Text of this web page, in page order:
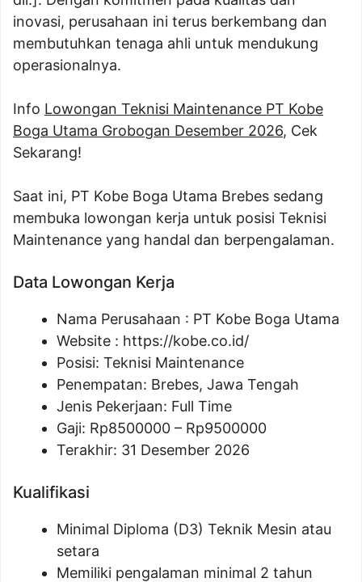
inovasi, perusahaan ini terus berkembang dan
membutuhkan tenaga ahli untuk mendukung
operasionalnya.
Info Lowongan Teknisi Maintenance PT Kobe
Boga Utama Grobogan Desember 2026, Cek
Sekarang!
Saat ini, PT Kobe Boga Utama Brebes sedang
membuka lowongan kerja untuk posisi Teknisi
Maintenance yang handal dan berpengalaman.
Data Lowongan Kerja
Nama Perusahaan : PT Kobe Boga Utama
Website : https://kobe.co.id/
Posisi: Teknisi Maintenance
Penempatan: Brebes, Jawa Tengah
Jenis Pekerjaan: Full Time
Gaji: Rp8500000 – Rp9500000
Terakhir: 31 Desember 2026
Kualifikasi
Minimal Diploma (D3) Teknik Mesin atau
setara
Memiliki pengalaman minimal 2 tahun